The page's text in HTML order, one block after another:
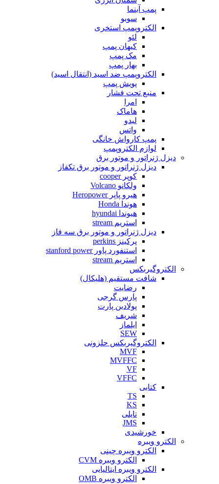
پمپ آبنما
سوبو
الکتروپمپ استخری
لئو
کیهان پمپ
مک پمپ
بهار پمپ
الکتروپمپ ضد اسید (انتقال اسید)
پویش پمپ
منبع تحت فشار
امرا
هاماک
لیدو
واتس
پمپ کارواش خانگی
لوازم الکتروپمپ
دیزل ژنراتور و موتور برق
دیزل ژنراتور و موتور برق تکفاز
کوپر cooper
ولکانو Volcano
هیرو پاپر Heropower
هوندا Honda
هیوندا hyundai
استریم stream
دیزل ژنراتور و موتور برق سه فاز
پرکینز perkins
استنفورد پاور stanford power
استریم stream
الکتروگیربکس
شافت مستقیم (هلیکال)
رضایت
پارس گرجی
پولادین پارت
شریف
ایلماز
SEW
الکتروگیربکس حلزونی
MVF
MVFFC
VF
VFFC
کتابی
TS
KS
تایلی
JMS
خورشیدی
الکترو ویبره
الکترو ویبره چینی
الکترو ویبره CVM
الکترو ویبره ایتالیایی
الکترو ویبره OMB